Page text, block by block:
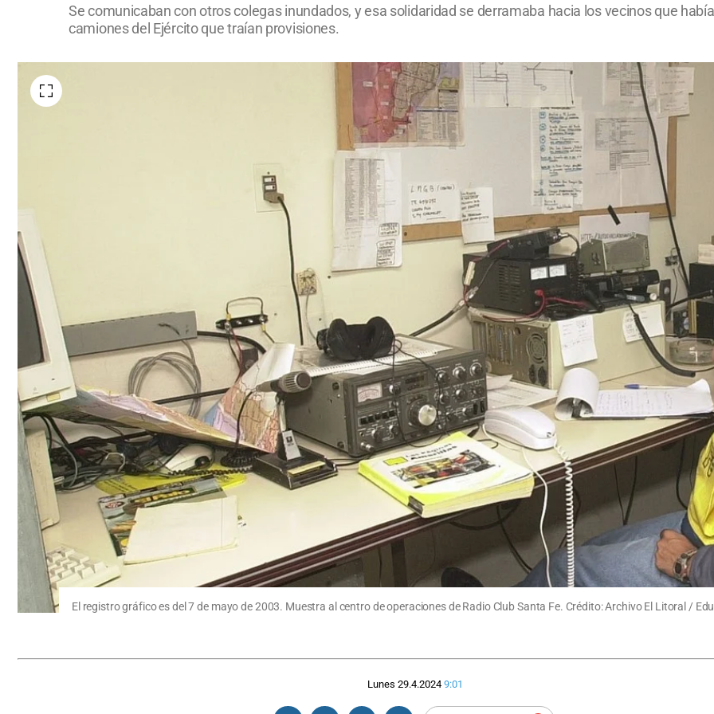
Se comunicaban con otros colegas inundados, y esa solidaridad se derramaba hacia los vecinos que
camiones del Ejército que traían provisiones.
El registro gráfico es del 7 de mayo de 2003. Muestra al centro de operaciones de Radio Club Santa Fe. Crédito: Archivo El Litoral /
Lunes 29.4.2024 9:01